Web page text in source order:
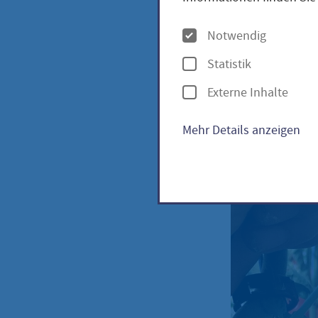
O
p
t
i
o
n
Notwendig
Statistik
Externe Inhalte
Mehr Details anzeigen